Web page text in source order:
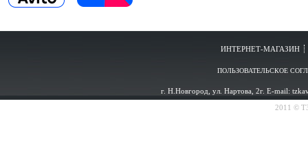
ИНТЕРНЕТ-МАГАЗИН
ПОЛЬЗОВАТЕЛЬСКОЕ
г. Н.Новгород, ул. Нартова, 2г. E-mail:
2011 ©